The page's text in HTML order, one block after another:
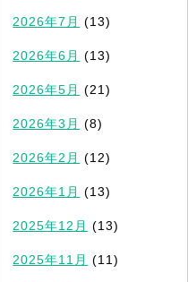
2026年7月 (13)
2026年6月 (13)
2026年5月 (21)
2026年3月 (8)
2026年2月 (12)
2026年1月 (13)
2025年12月 (13)
2025年11月 (11)